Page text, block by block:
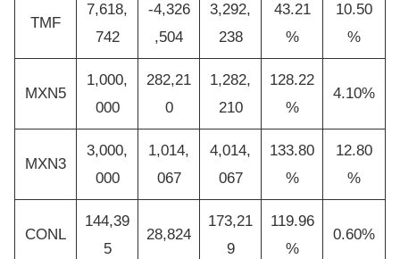
TMF
7,618,
742
-4,326
,504
3,292,
238
43.21
%
10.50
%
MXN5
1,000,
000
282,21
0
1,282,
210
128.22
%
4.10%
MXN3
3,000,
000
1,014,
067
4,014,
067
133.80
%
12.80
%
CONL
144,39
5
28,824
173,21
9
119.96
%
0.60%